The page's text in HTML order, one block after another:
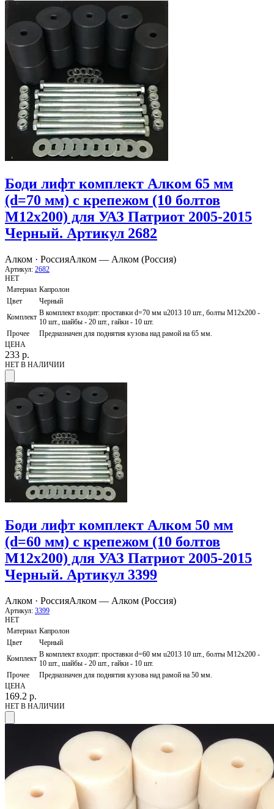
Боди лифт комплект Алком 65 мм
(d=70 мм) с крепежом (10 болтов
М12x200) для УАЗ Патриот 2005-2015
Черный. Артикул 2682
Алком · РоссияАлком — Алком (Россия)
Артикул: 2682
НЕТ
Материал Капролон
Цвет
Черный
Комплект В комплект входит: проставки d=70 мм u2013 10 шт., болты М12х200 -
10 шт., шайбы - 20 шт., гайки - 10 шт.
Прочее
Предназначен для поднятия кузова над рамой на 65 мм.
ЦЕНА
233 р.
НЕТ В НАЛИЧИИ
Боди лифт комплект Алком 50 мм
(d=60 мм) с крепежом (10 болтов
М12x200) для УАЗ Патриот 2005-2015
Черный. Артикул 3399
Алком · РоссияАлком — Алком (Россия)
Артикул: 3399
НЕТ
Материал Капролон
Цвет
Черный
Комплект В комплект входит: проставки d=60 мм u2013 10 шт., болты М12х200 -
10 шт., шайбы - 20 шт., гайки - 10 шт.
Прочее
Предназначен для поднятия кузова над рамой на 50 мм.
ЦЕНА
169.2 р.
НЕТ В НАЛИЧИИ